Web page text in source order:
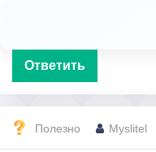
Ответить
Полезно Myslitel